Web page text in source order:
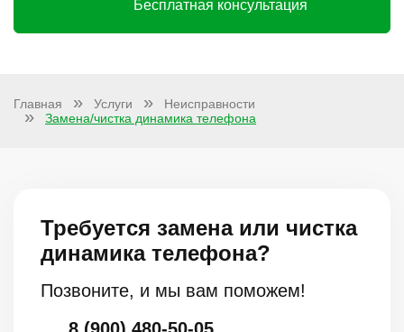
Бесплатная консультация
Главная Услуги
Неисправности
Замена/чистка динамика телефона
Требуется замена или чистка
динамика телефона?
Позвоните, и мы вам поможем!